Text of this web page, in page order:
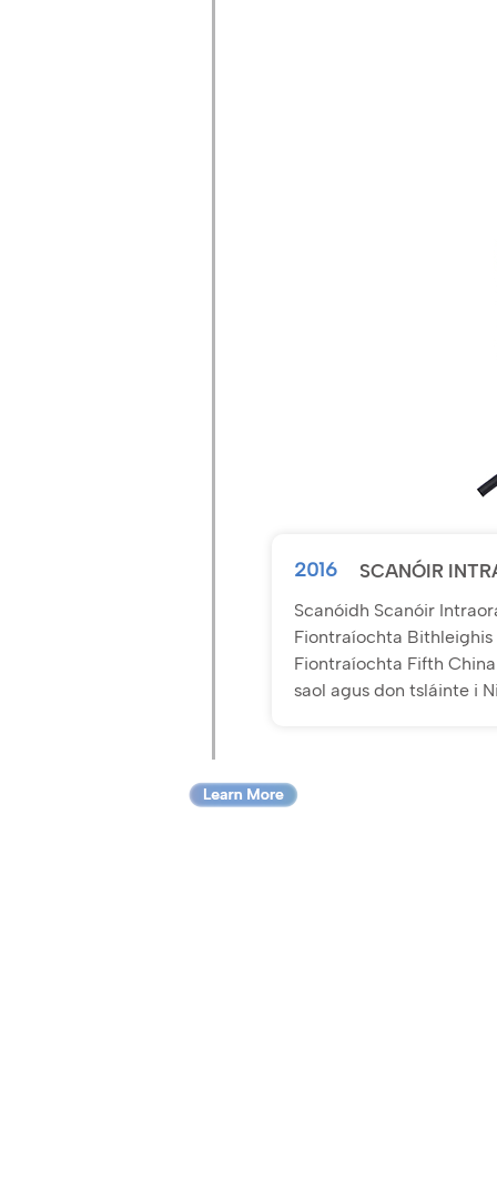
2016 SCANÓIR
Scanóidh Scanóir
Fiontraíochta
Fiontraíochta Fifth
saol agus don tsláinte i